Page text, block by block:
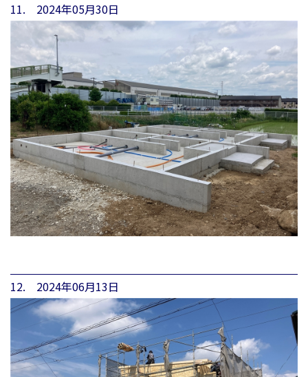
11. 2024年05月30日
12. 2024年06月13日